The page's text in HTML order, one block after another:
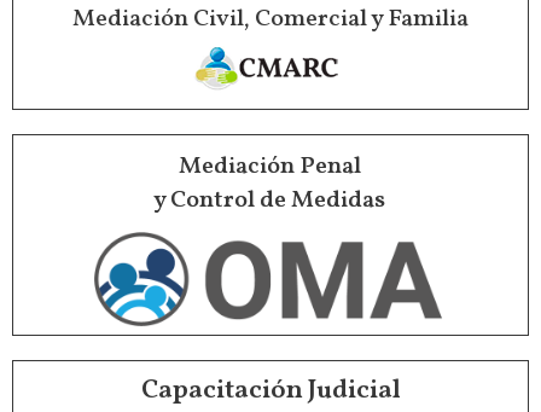
Mediación Civil, Comercial y Familia
Mediación Penal
y Control de Medidas
Capacitación Judicial